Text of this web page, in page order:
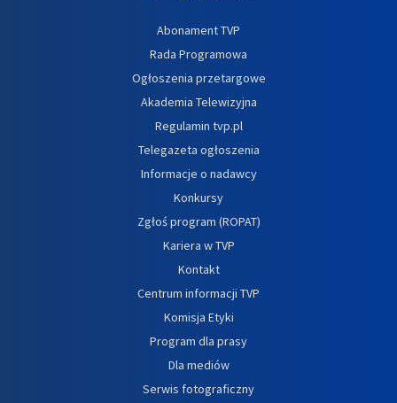
Abonament TVP
Rada Programowa
Ogłoszenia przetargowe
Akademia Telewizyjna
Regulamin tvp.pl
Telegazeta ogłoszenia
Informacje o nadawcy
Konkursy
Zgłoś program (ROPAT)
Kariera w TVP
Kontakt
Centrum informacji TVP
Komisja Etyki
Program dla prasy
Dla mediów
Serwis fotograficzny